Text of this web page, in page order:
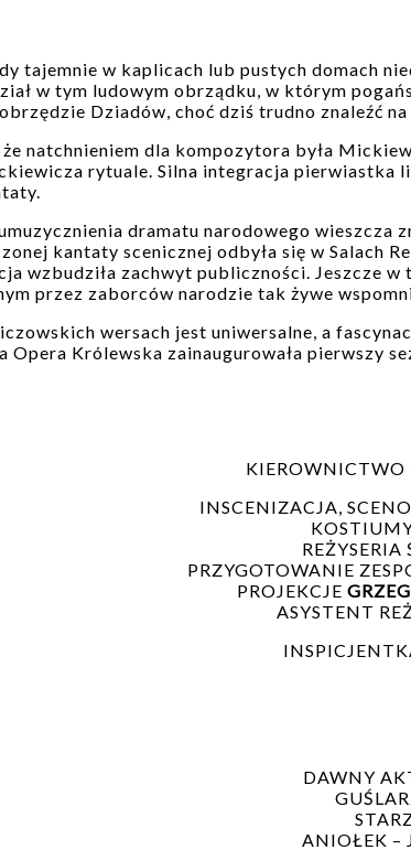
tajemnie w kaplicach lub pustych domach
w tym ludowym obrządku, w którym
Dziadów, choć dziś trudno znaleźć
natchnieniem dla kompozytora była
rytuale. Silna integracja pierwiastka
dramatu narodowego
kantaty scenicznej odbyła się w Salach
wzbudziła zachwyt publiczności. Jeszcze
przez zaborców narodzie tak żywe
wersach jest uniwersalne, a
Królewska zainaugurowała pierwszy
KIEROWNICTWO
INSCENIZACJA,
REŻYSERIA
PRZYGOTOWANIE
PROJEKCJE
ASYSTENT
DAWNY
ANIOŁEK –